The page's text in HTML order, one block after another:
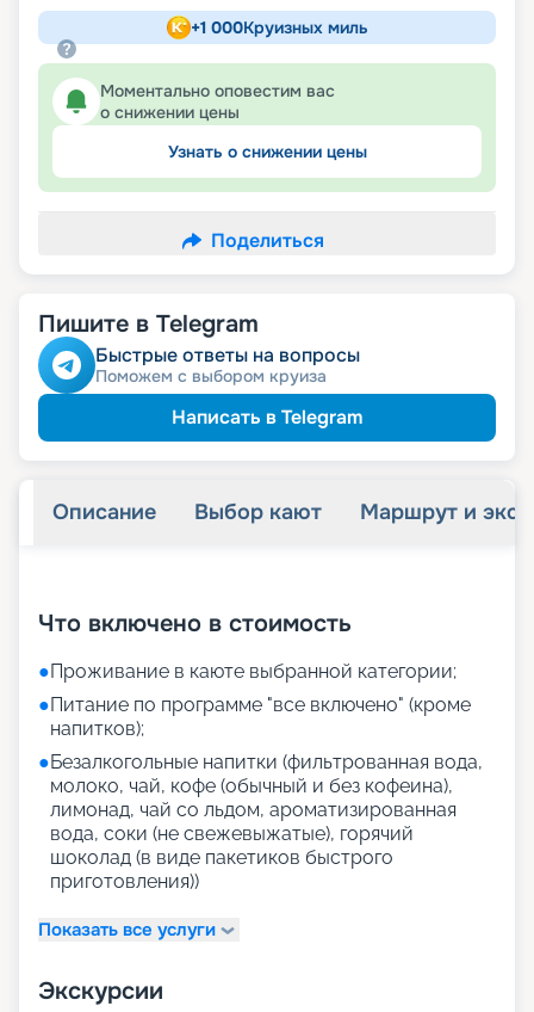
+1 000Круизных миль
Моментально оповестим вас
о снижении цены
Узнать о снижении цены
Поделиться
Пишите в Telegram
Быстрые ответы на вопросы
Поможем с выбором круиза
Написать в Telegram
Описание Выбор кают Маршрут и
Что включено в стоимость
●Проживание в каюте выбранной категории;
●Питание по программе "все включено" (кроме
напитков);
●Безалкогольные напитки (фильтрованная вода,
молоко, чай, кофе (обычный и без кофеина),
лимонад, чай со льдом, ароматизированная
вода, соки (не свежевыжатые), горячий
шоколад (в виде пакетиков быстрого
приготовления))
Показать все услуги
Экскурсии